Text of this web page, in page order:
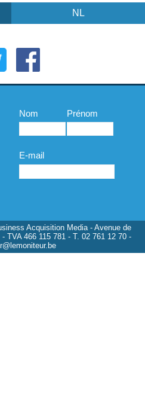
NL
Nom Prénom
E-mail
Acquisition Media - Avenue de
TVA 466 115 781 - T. 02 761 12 70 -